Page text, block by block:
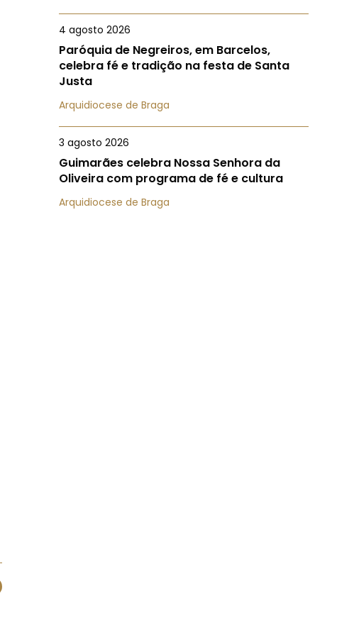
4 agosto 2026
Paróquia de Negreiros, em Barcelos,
celebra fé e tradição na festa de Santa
Justa
Arquidiocese de Braga
3 agosto 2026
Guimarães celebra Nossa Senhora da
Oliveira com programa de fé e cultura
Arquidiocese de Braga